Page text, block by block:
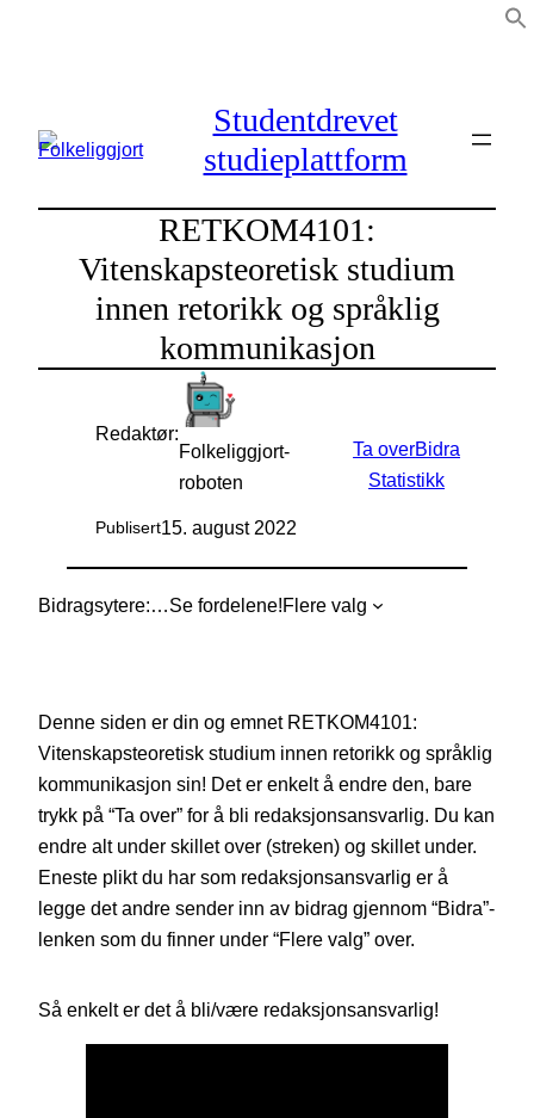
Studentdrevet
studieplattform
RETKOM4101:
Vitenskapsteoretisk studium
innen retorikk og språklig
kommunikasjon
Redaktør:
Folkeliggjort-
roboten
Publisert15. august 2022
Ta overBidra
Statistikk
Bidragsytere: Se fordelene!Flere valg
Denne siden er din og emnet RETKOM4101:
Vitenskapsteoretisk studium innen retorikk og språklig
kommunikasjon sin! Det er enkelt å endre den, bare
trykk på “Ta over” for å bli redaksjonsansvarlig. Du kan
endre alt under skillet over (streken) og skillet under.
Eneste plikt du har som redaksjonsansvarlig er å
legge det andre sender inn av bidrag gjennom “Bidra”-
lenken som du finner under “Flere valg” over.
Så enkelt er det å bli/være redaksjonsansvarlig!